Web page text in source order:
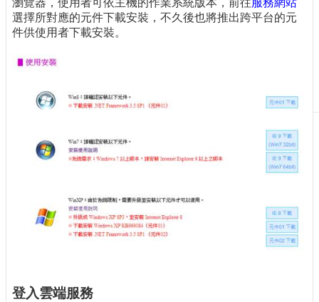
出
版
物
選擇所對應的元件下載安裝，不久後也將推出跨平台的元
件供使用者下載安裝。
登入雲端服務